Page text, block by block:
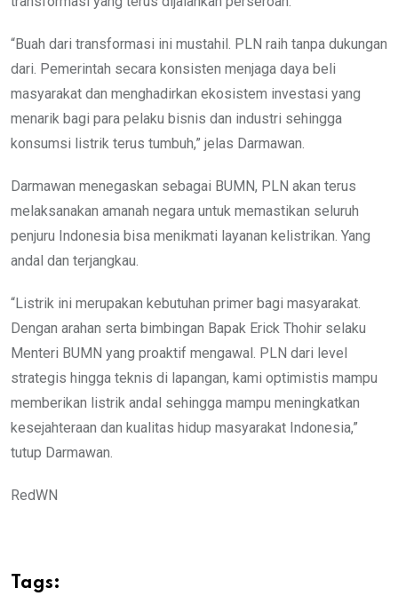
“Buah dari transformasi ini mustahil. PLN raih tanpa dukungan
dari. Pemerintah secara konsisten menjaga daya beli
masyarakat dan menghadirkan ekosistem investasi yang
menarik bagi para pelaku bisnis dan industri sehingga
konsumsi listrik terus tumbuh,” jelas Darmawan.
Darmawan menegaskan sebagai BUMN, PLN akan terus
melaksanakan amanah negara untuk memastikan seluruh
penjuru Indonesia bisa menikmati layanan kelistrikan. Yang
andal dan terjangkau.
“Listrik ini merupakan kebutuhan primer bagi masyarakat.
Dengan arahan serta bimbingan Bapak Erick Thohir selaku
Menteri BUMN yang proaktif mengawal. PLN dari level
strategis hingga teknis di lapangan, kami optimistis mampu
memberikan listrik andal sehingga mampu meningkatkan
kesejahteraan dan kualitas hidup masyarakat Indonesia,”
tutup Darmawan.
RedWN
Tags: